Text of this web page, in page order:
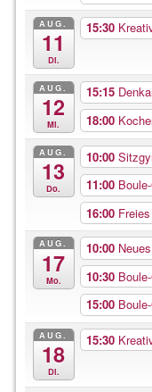
AUG.
11
Di.
15:30
AUG.
12
Mi.
15:15
18:00
AUG.
13
Do.
10:00
11:00
16:00
AUG.
17
Mo.
10:00
10:30
15:00
AUG.
18
Di.
15:30